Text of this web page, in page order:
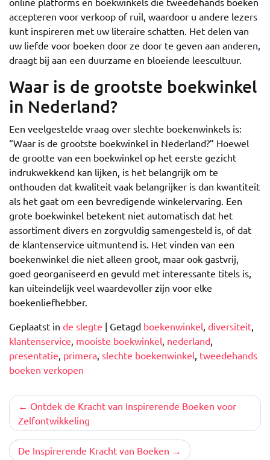
accepteren voor verkoop of ruil, waardoor u andere lezers
kunt inspireren met uw literaire schatten. Het delen van
uw liefde voor boeken door ze door te geven aan anderen,
draagt bij aan een duurzame en bloeiende leescultuur.
Waar is de grootste boekwinkel
in Nederland?
Een veelgestelde vraag over slechte boekenwinkels is:
“Waar is de grootste boekwinkel in Nederland?” Hoewel
de grootte van een boekwinkel op het eerste gezicht
indrukwekkend kan lijken, is het belangrijk om te
onthouden dat kwaliteit vaak belangrijker is dan kwantiteit
als het gaat om een bevredigende winkelervaring. Een
grote boekwinkel betekent niet automatisch dat het
assortiment divers en zorgvuldig samengesteld is, of dat
de klantenservice uitmuntend is. Het vinden van een
boekenwinkel die niet alleen groot, maar ook gastvrij,
goed georganiseerd en gevuld met interessante titels is,
kan uiteindelijk veel waardevoller zijn voor elke
boekenliefhebber.
Geplaatst in de slegte | Getagd boekenwinkel, diversiteit,
klantenservice, mooiste boekwinkel, nederland,
presentatie, primera, slechte boekenwinkel, tweedehands
boeken verkopen
Berichtnavigatie
Ontdek de Kracht van Inspirerende Boeken voor
Zelfontwikkeling
De Inspirerende Kracht van Boeken